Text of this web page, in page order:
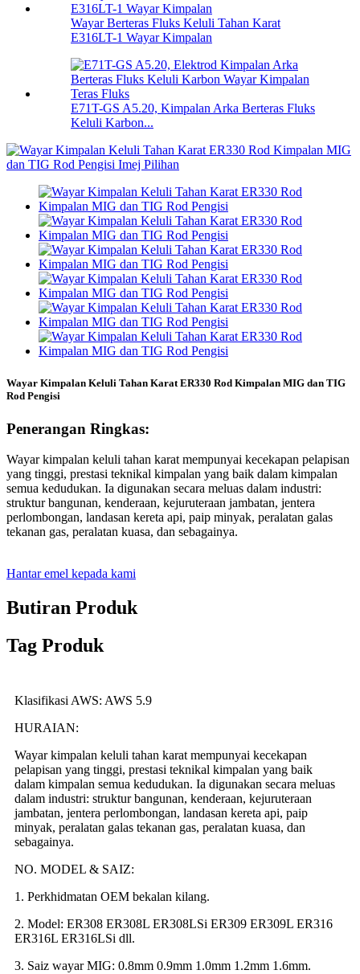
Wayar Berteras Fluks Keluli Tahan Karat
E316LT-1 Wayar Kimpalan
E71T-GS A5.20, Kimpalan Arka Berteras Fluks
Keluli Karbon...
Wayar Kimpalan Keluli Tahan Karat ER330 Rod Kimpalan MIG dan TIG
Rod Pengisi
Penerangan Ringkas:
Wayar kimpalan keluli tahan karat mempunyai kecekapan pelapisan
yang tinggi, prestasi teknikal kimpalan yang baik dalam kimpalan
semua kedudukan. Ia digunakan secara meluas dalam industri:
struktur bangunan, kenderaan, kejuruteraan jambatan, jentera
perlombongan, landasan kereta api, paip minyak, peralatan galas
tekanan gas, peralatan kuasa, dan sebagainya.
Hantar emel kepada kami
Butiran Produk
Tag Produk
Klasifikasi AWS: AWS 5.9
HURAIAN:
Wayar kimpalan keluli tahan karat mempunyai kecekapan
pelapisan yang tinggi, prestasi teknikal kimpalan yang baik
dalam kimpalan semua kedudukan. Ia digunakan secara meluas
dalam industri: struktur bangunan, kenderaan, kejuruteraan
jambatan, jentera perlombongan, landasan kereta api, paip
minyak, peralatan galas tekanan gas, peralatan kuasa, dan
sebagainya.
NO. MODEL & SAIZ:
1. Perkhidmatan OEM bekalan kilang.
2. Model: ER308 ER308L ER308LSi ER309 ER309L ER316
ER316L ER316LSi dll.
3. Saiz wayar MIG: 0.8mm 0.9mm 1.0mm 1.2mm 1.6mm.